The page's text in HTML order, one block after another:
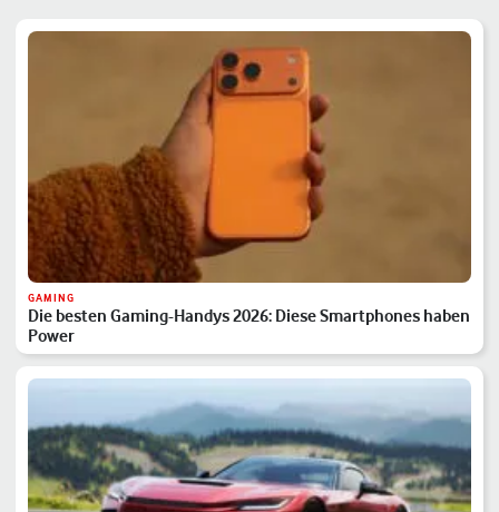
GAMING
Die besten Gaming-Handys 2026: Diese Smartphones haben
Power